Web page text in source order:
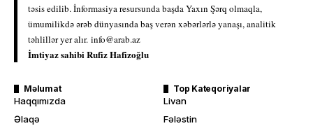
təsis edilib. İnformasiya resursunda başda Yaxın Şərq olmaqla,
ümumilikdə ərəb dünyasında baş verən xəbərlərlə yanaşı, analitik
təhlillər yer alır. info@arab.az
İmtiyaz sahibi Rufiz Hafizoğlu
Məlumat
Haqqımızda
Əlaqə
Top Kateqoriyalar
Livan
Fələstin